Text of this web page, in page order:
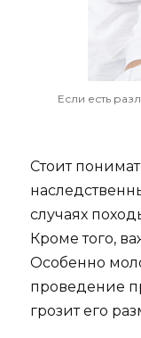
Если есть
Стоит
случаях
Кроме того,
Особенно
проведение
грозит его